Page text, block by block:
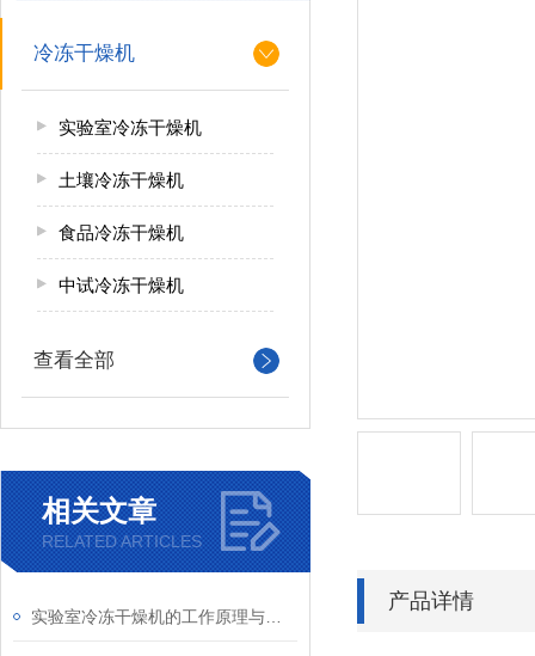
冷冻干燥机
实验室冷冻干燥机
土壤冷冻干燥机
食品冷冻干燥机
中试冷冻干燥机
查看全部
相关文章
RELATED ARTICLES
产品详情